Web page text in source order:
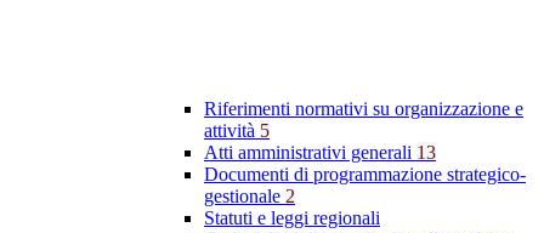
Riferimenti normativi su organizzazione e
attività 5
Atti amministrativi generali 13
Documenti di programmazione strategico-
gestionale 2
Statuti e leggi regionali